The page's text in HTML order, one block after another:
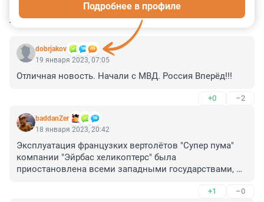
КОММЕНТАРИИ 31
dobrjakov
Подробнее в профиле
19 января 2023, 07:05
Отличная новость. Начали с МВД. Россия Вперёд!!!
+0 –2
baddanZer
18 января 2023, 20:42
Эксплуатация французких вертолётов "Супер пума"
компании "Эйрбас хеликоптерс" была
приостановлена всеми западными государствами,
(погибло 13 человек) - оторвался винт в воздухе.
+1 –0